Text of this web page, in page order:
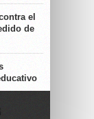
el
de